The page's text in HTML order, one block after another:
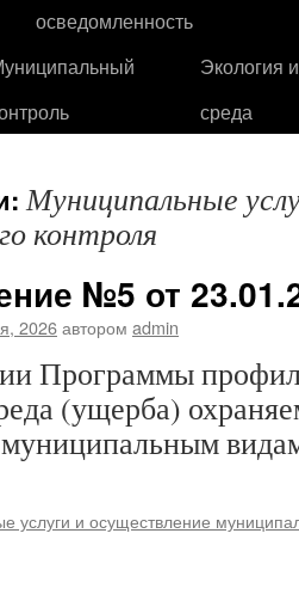
осведомленность
Экология
среда
Муниципальные
контроля
№5 от
2026автором admin
Программы
(ущерба)
услуги и осуществление